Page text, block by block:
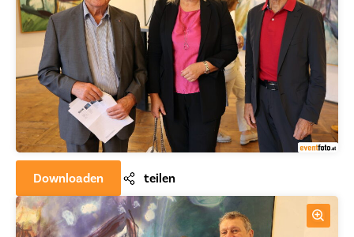
Downloaden teilen